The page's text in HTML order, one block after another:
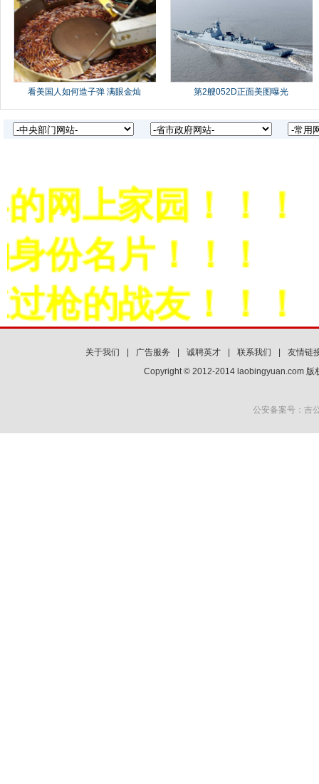
上家园！！！
名片！！！
的战友！！！
关于我们 广告服务 诚聘英才 联系我们
友情链
Copyright © 2012-2014 laobingyuan.com 版
公安备案号：吉